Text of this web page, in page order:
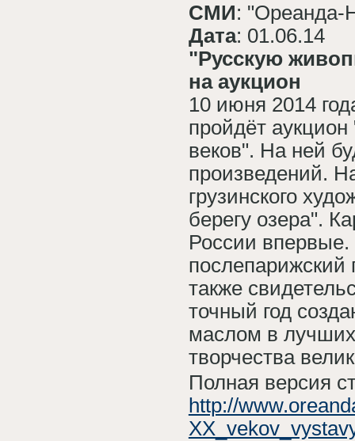
СМИ: "Ореанда-
Дата: 01.06.14
"Русскую
на аукцион
10 июня 2014
пройдёт
веков". На ней
произведений.
грузинского
берегу озера".
России
послепарижский
также
точный год
маслом в лучших
творчества
Полная версия
http://